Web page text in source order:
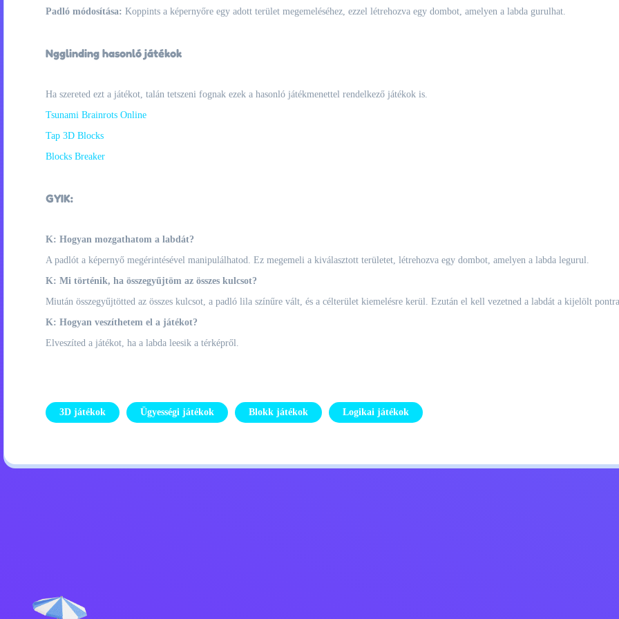
Padló módosítása: Koppints a képernyőre egy adott terület megemeléséhez, ezzel létrehozva egy dombot, amelyen a labda gurulhat.
Ngglinding hasonló játékok
Ha szereted ezt a játékot, talán tetszeni fognak ezek a hasonló játékmenettel rendelkező játékok is.
Tsunami Brainrots Online
Tap 3D Blocks
Blocks Breaker
GYIK:
K: Hogyan mozgathatom a labdát?
A padlót a képernyő megérintésével manipulálhatod. Ez megemeli a kiválasztott területet, létrehozva egy dombot, amelyen a labda legurul.
K: Mi történik, ha összegyűjtöm az összes kulcsot?
Miután összegyűjtötted az összes kulcsot, a padló lila színűre vált, és a célterület kiemelésre kerül. Ezután el kell vezetned a labdát a kijelölt
K: Hogyan veszíthetem el a játékot?
Elveszíted a játékot, ha a labda leesik a térképről.
3D játékok Ügyességi játékok Blokk játékok Logikai játékok